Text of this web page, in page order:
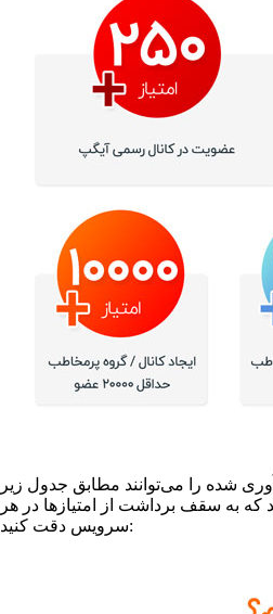
شده را می‌توانند مطابق جدول زیر
که به سقف برداشت از امتیازها در هر
سرویس دقت کنید: